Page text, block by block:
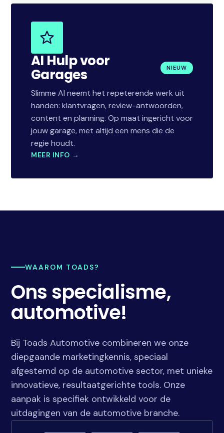
AI Hulp voor
Garages NIEUW
Slimme AI neemt het repeterende werk uit
handen: klantvragen, review-antwoorden,
content en planning. Op maat ingericht voor
jouw garage, met altijd een mens die de
regie houdt.
MEER INFO →
WAAROM TOADS?
Ons specialisme,
automotive!
Bij Toads Automotive combineren we onze
diepgaande marketingkennis, speciaal
afgestemd op de automotive sector, met unieke
innovatieve, resultaatgerichte tools. Onze
aanpak is specifiek ontwikkeld voor de
uitdagingen van de automotive branche.